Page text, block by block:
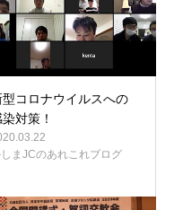
型コロナウイルスへの
対策！
まJCのあれこれブログ